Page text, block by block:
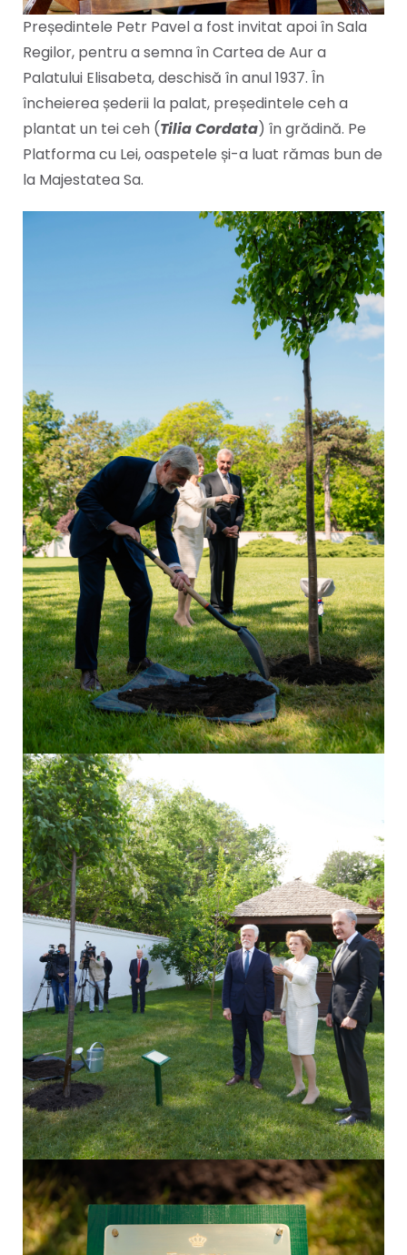
Președintele Petr Pavel a fost invitat apoi în Sala
Regilor, pentru a semna în Cartea de Aur a
Palatului Elisabeta, deschisă în anul 1937. În
încheierea șederii la palat, președintele ceh a
plantat un tei ceh (Tilia Cordata) în grădină. Pe
Platforma cu Lei, oaspetele și-a luat rămas bun de
la Majestatea Sa.